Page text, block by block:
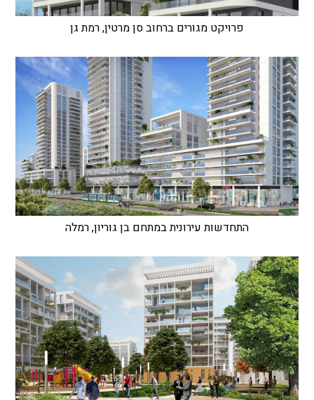
פרויקט מגורים ברחוב סן מרטין, רמת גן
התחדשות עירונית במתחם בן גוריון, רמלה